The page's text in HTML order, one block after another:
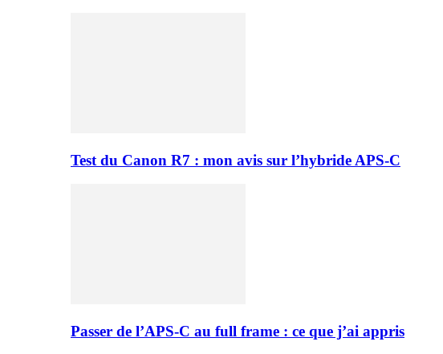
Test du Canon R7 : mon avis sur l’hybride APS-C
Passer de l’APS-C au full frame : ce que j’ai appris